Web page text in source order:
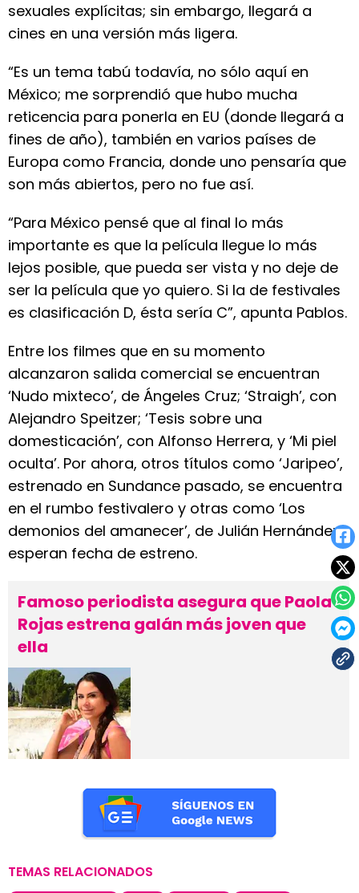
sexuales explícitas; sin embargo, llegará a
cines en una versión más ligera.
“Es un tema tabú todavía, no sólo aquí en
México; me sorprendió que hubo mucha
reticencia para ponerla en EU (donde llegará a
fines de año), también en varios países de
Europa como Francia, donde uno pensaría que
son más abiertos, pero no fue así.
“Para México pensé que al final lo más
importante es que la película llegue lo más
lejos posible, que pueda ser vista y no deje de
ser la película que yo quiero. Si la de festivales
es clasificación D, ésta sería C”, apunta Pablos.
Entre los filmes que en su momento
alcanzaron salida comercial se encuentran
‘Nudo mixteco’, de Ángeles Cruz; ‘Straigh’, con
Alejandro Speitzer; ‘Tesis sobre una
domesticación’, con Alfonso Herrera, y ‘Mi piel
oculta’. Por ahora, otros títulos como ‘Jaripeo’,
estrenado en Sundance pasado, se encuentra
en el rumbo festivalero y otras como ‘Los
demonios del amanecer’, de Julián Hernández,
esperan fecha de estreno.
Famoso periodista asegura que Paola
Rojas estrena galán más joven que
ella
TEMAS RELACIONADOS